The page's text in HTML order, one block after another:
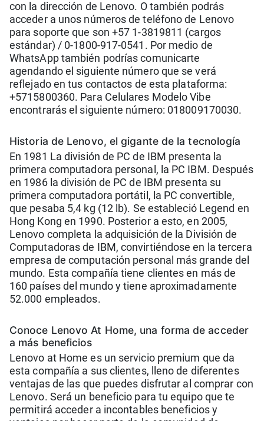
con la dirección de Lenovo. O también podrás
acceder a unos números de teléfono de Lenovo
para soporte que son +57 1-3819811 (cargos
estándar) / 0-1800-917-0541. Por medio de
WhatsApp también podrías comunicarte
agendando el siguiente número que se verá
reflejado en tus contactos de esta plataforma:
+5715800360. Para Celulares Modelo Vibe
encontrarás el siguiente número: 018009170030.
Historia de Lenovo, el gigante de la tecnología
En 1981 La división de PC de IBM presenta la
primera computadora personal, la PC IBM. Después
en 1986 la división de PC de IBM presenta su
primera computadora portátil, la PC convertible,
que pesaba 5,4 kg (12 lb). Se estableció Legend en
Hong Kong en 1990. Posterior a esto, en 2005,
Lenovo completa la adquisición de la División de
Computadoras de IBM, convirtiéndose en la tercera
empresa de computación personal más grande del
mundo. Esta compañía tiene clientes en más de
160 países del mundo y tiene aproximadamente
52.000 empleados.
Conoce Lenovo At Home, una forma de acceder
a más beneficios
Lenovo at Home es un servicio premium que da
esta compañía a sus clientes, lleno de diferentes
ventajas de las que puedes disfrutar al comprar con
Lenovo. Será un beneficio para tu equipo que te
permitirá acceder a incontables beneficios y